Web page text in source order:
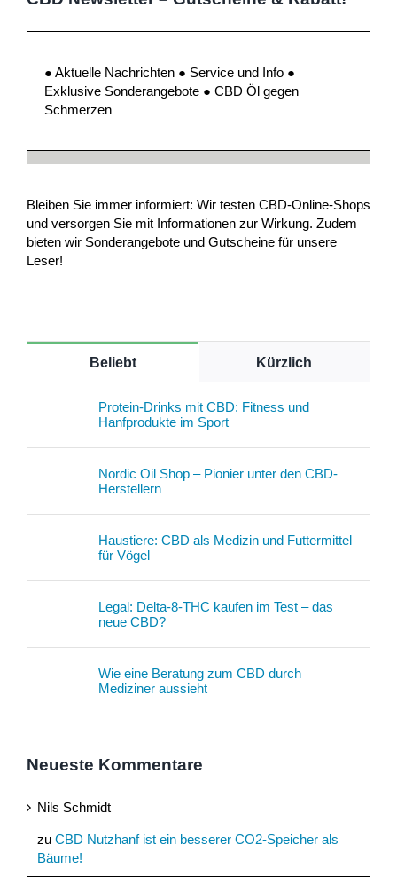
● Aktuelle Nachrichten ● Service und Info ●
Exklusive Sonderangebote ● CBD Öl gegen
Schmerzen
Bleiben Sie immer informiert: Wir testen CBD-Online-Shops
und versorgen Sie mit Informationen zur Wirkung. Zudem
bieten wir Sonderangebote und Gutscheine für unsere
Leser!
Beliebt Kürzlich
Protein-Drinks mit CBD: Fitness und
Hanfprodukte im Sport
Nordic Oil Shop – Pionier unter den CBD-
Herstellern
Haustiere: CBD als Medizin und Futtermittel
für Vögel
Legal: Delta-8-THC kaufen im Test – das
neue CBD?
Wie eine Beratung zum CBD durch
Mediziner aussieht
Neueste Kommentare
Nils Schmidt
zu CBD Nutzhanf ist ein besserer CO2-Speicher als
Bäume!